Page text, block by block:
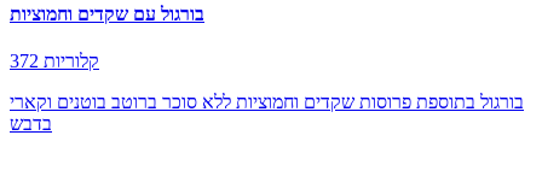
בורגול עם שקדים וחמוציות
372 קלוריות
בורגול בתוספת פרוסות שקדים וחמוציות ללא סוכר ברוטב בוטנים וקארי
בדבש